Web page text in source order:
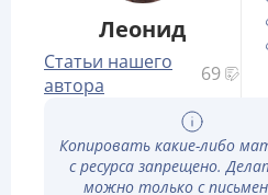
Леонид
Статьи нашего
автора
69
Копировать какие-либо
с ресурса запрещено.
можно только с